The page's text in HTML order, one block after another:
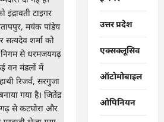
उत्तर प्रदेश
एक्सक्लूसिव
ऑटोमोबाइल
ओपिनियन